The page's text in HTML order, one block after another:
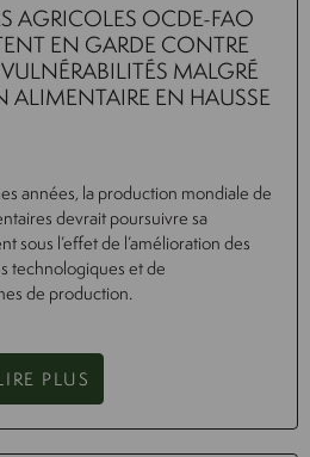
AGRICOLES OCDE-FAO
EN GARDE CONTRE
MALGRÉ
EN HAUSSE
années, la production mondiale de
devrait poursuivre sa
sous l’effet de l’amélioration des
technologiques et de
de production.
PLUS